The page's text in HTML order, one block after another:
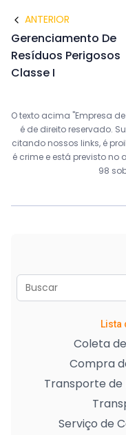
ANTERIOR
Gerenciamento De
Resíduos Perigosos
Classe I
O texto acima "Empresa
é de direito reservado.
citando nossos links, é
é crime e está previsto no
98
Lista
Coleta
Compra
Transporte de
Serviço de